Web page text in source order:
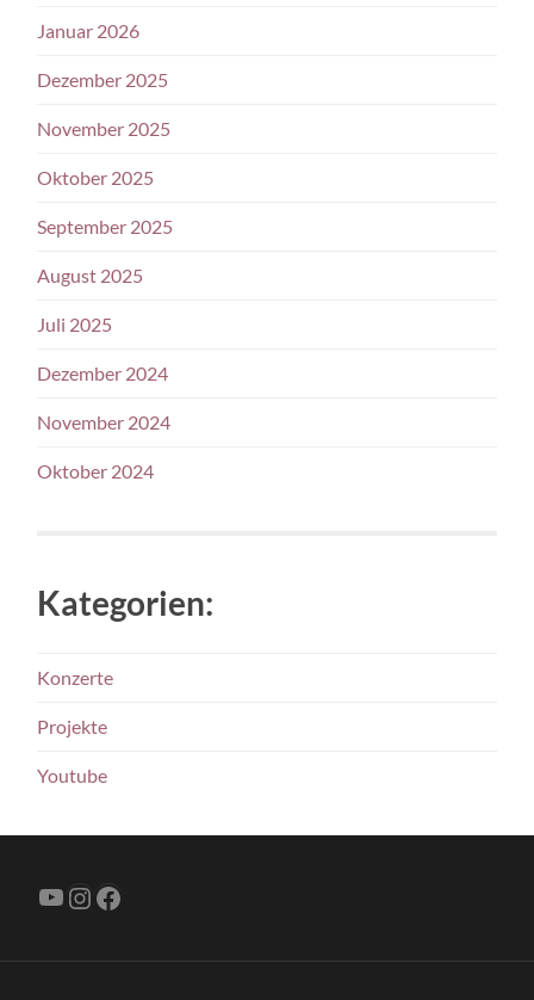
Januar 2026
Dezember 2025
November 2025
Oktober 2025
September 2025
August 2025
Juli 2025
Dezember 2024
November 2024
Oktober 2024
Kategorien:
Konzerte
Projekte
Youtube
YouTube
Instagram
Facebook